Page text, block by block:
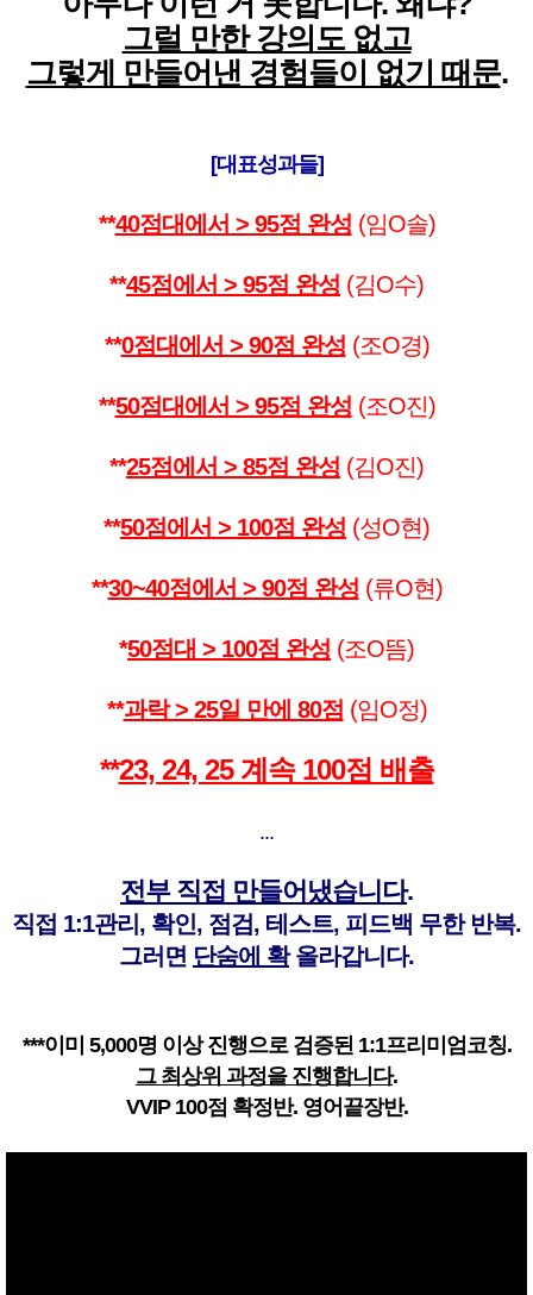
그럴 만한 강의도 없고
그렇게 만들어낸 경험들이 없기 때문.
[대표성과들]
**40점대에서 > 95점 완성 (임O솔)
**45점에서 > 95점 완성 (김O수)
**0점대에서 > 90점 완성 (조O경)
**50점대에서 > 95점 완성 (조O진)
**25점에서 > 85점 완성 (김O진)
**50점에서 > 100점 완성 (성O현)
**30~40점에서 > 90점 완성 (류O현)
*50점대 > 100점 완성 (조O뜸)
**과락 > 25일 만에 80점 (임O정)
**23, 24, 25 계속 100점 배출
...
전부 직접 만들어냈습니다.
직접 1:1관리, 확인, 점검, 테스트, 피드백 무한 반복.
그러면 단숨에 확올라갑니다.
***이미 5,000명 이상 진행으로 검증된 1:1프리미엄코칭.
그 최상위 과정을 진행합니다.
VVIP 100점 확정반. 영어끝장반.